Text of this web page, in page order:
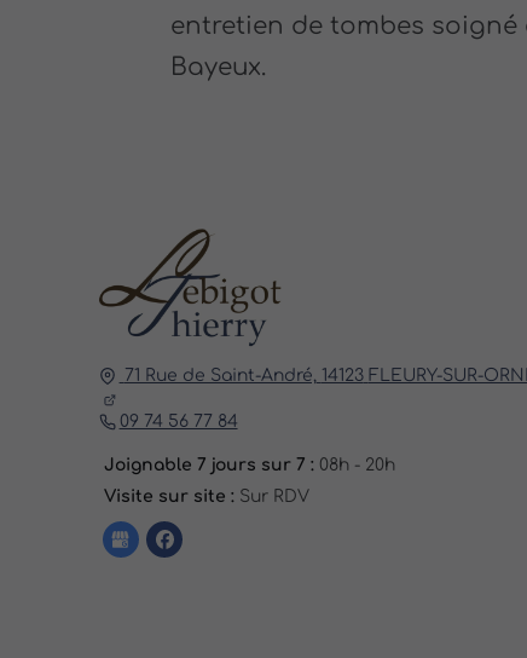
entretien de tombes soigné
Bayeux.
71 Rue de Saint-André, 14123 FLEURY-SUR-
09 74 56 77 84
Joignable 7 jours sur 7 : 08h - 20h
Visite sur site : Sur RDV